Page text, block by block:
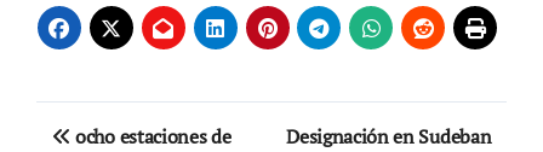
Navegación
ocho estaciones de
Designación en Sudeban